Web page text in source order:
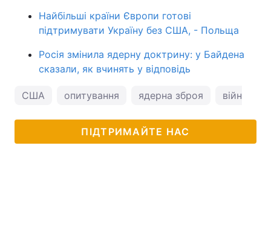
Найбільші країни Європи готові
підтримувати Україну без США, - Польща
Росія змінила ядерну доктрину: у Байдена
сказали, як вчинять у відповідь
США опитування ядерна зброя війна в
ПІДТРИМАЙТЕ НАС